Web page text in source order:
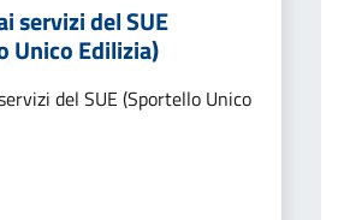
servizi del SUE
Unico Edilizia)
del SUE (Sportello Unico